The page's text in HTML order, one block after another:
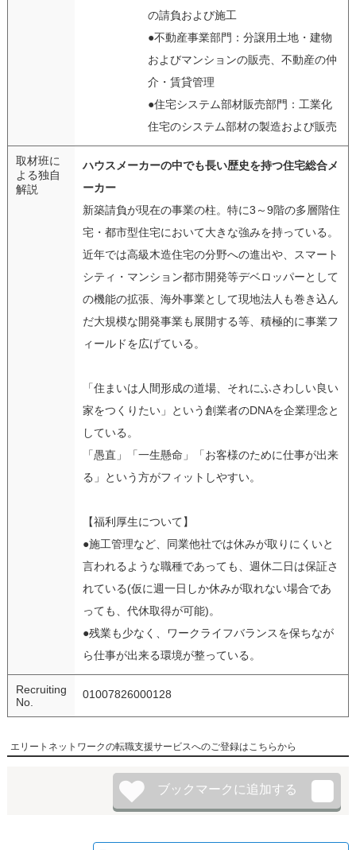
の請負および施工
●不動産事業部門：分譲用土地・建物
およびマンションの販売、不動産の仲
介・賃貸管理
●住宅システム部材販売部門：工業化
住宅のシステム部材の製造および販売
取材班に
よる独自
解説
ハウスメーカーの中でも長い歴史を持つ住宅総合メ
ーカー
新築請負が現在の事業の柱。特に3～9階の多層階住
宅・都市型住宅において大きな強みを持っている。
近年では高級木造住宅の分野への進出や、スマート
シティ・マンション都市開発等デベロッパーとして
の機能の拡張、海外事業として現地法人も巻き込ん
だ大規模な開発事業も展開する等、積極的に事業フ
ィールドを広げている。
「住まいは人間形成の道場、それにふさわしい良い
家をつくりたい」という創業者のDNAを企業理念と
している。
「愚直」「一生懸命」「お客様のために仕事が出来
る」という方がフィットしやすい。
【福利厚生について】
●施工管理など、同業他社では休みが取りにくいと
言われるような職種であっても、週休二日は保証さ
れている(仮に週一日しか休みが取れない場合であ
っても、代休取得が可能)。
●残業も少なく、ワークライフバランスを保ちなが
ら仕事が出来る環境が整っている。
Recruiting
No.
01007826000128
エリートネットワークの転職支援サービスへのご登録はこちらから